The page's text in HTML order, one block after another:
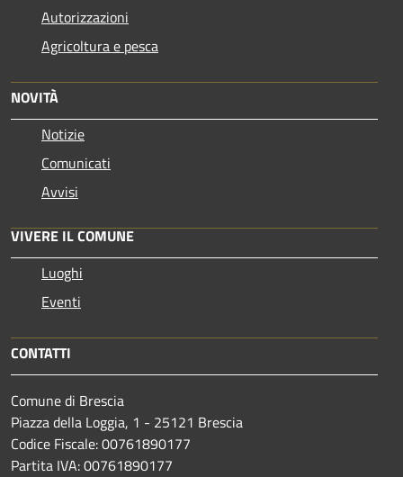
Autorizzazioni
Agricoltura e pesca
NOVITÀ
Notizie
Comunicati
Avvisi
VIVERE IL COMUNE
Luoghi
Eventi
CONTATTI
Comune di Brescia
Piazza della Loggia, 1 - 25121 Brescia
Codice Fiscale: 00761890177
Partita IVA: 00761890177